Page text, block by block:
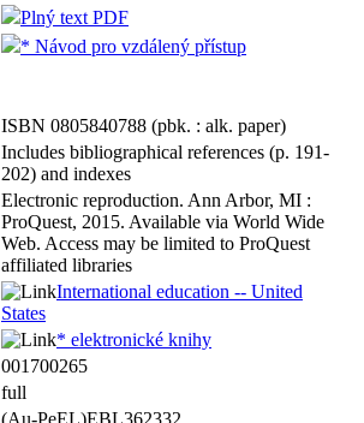
Plný text PDF
* Návod pro vzdálený přístup
ISBN 0805840788 (pbk. : alk. paper)
Includes bibliographical references (p. 191-
202) and indexes
Electronic reproduction. Ann Arbor, MI :
ProQuest, 2015. Available via World Wide
Web. Access may be limited to ProQuest
affiliated libraries
International education -- United
States
* elektronické knihy
001700265
full
(Au-PeEL)EBL362332